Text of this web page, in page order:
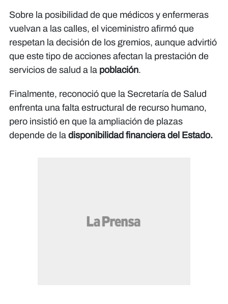
Sobre la posibilidad de que médicos y enfermeras
vuelvan a las calles, el viceministro afirmó que
respetan la decisión de los gremios, aunque advirtió
que este tipo de acciones afectan la prestación de
servicios de salud a la población.
Finalmente, reconoció que la Secretaría de Salud
enfrenta una falta estructural de recurso humano,
pero insistió en que la ampliación de plazas
depende de la disponibilidad financiera del Estado.